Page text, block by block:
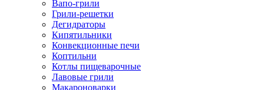
Вапо-грили
Грили-решетки
Дегидраторы
Кипятильники
Конвекционные печи
Коптильни
Котлы пищеварочные
Лавовые грили
Макароноварки